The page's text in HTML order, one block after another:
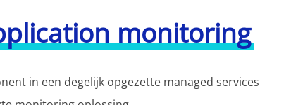
monitoring
in een degelijk opgezette managed services